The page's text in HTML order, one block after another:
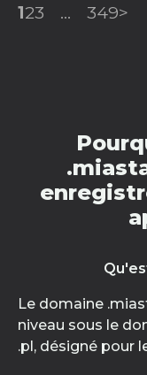
123 ... 349>
Le domaine
niveau sous le
.pl, désigné pour